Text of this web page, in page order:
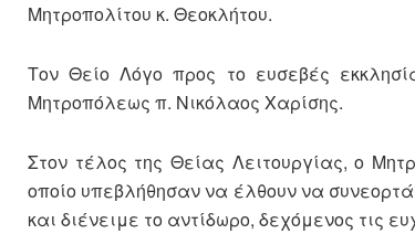
Μητροπολίτου κ. Θεοκλήτου.
Τον Θείο Λόγο προς το ευσεβές
Μητροπόλεως π. Νικόλαος Χαρίσης.
Στον τέλος της Θείας Λειτουργίας, ο
οποίο υπεβλήθησαν να έλθουν να
και διένειμε το αντίδωρο, δεχόμενος τις